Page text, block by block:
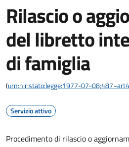
Rilascio o
del libretto
di famiglia
(urn:nir:stato:legge:1977-07-08;487~art4
Servizio attivo
Procedimento di rilascio o